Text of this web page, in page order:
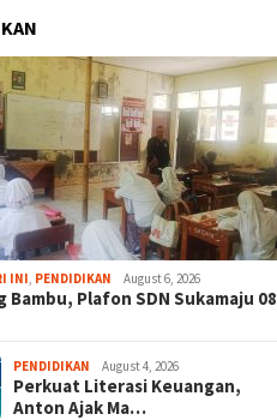
INI PENDIDIKAN August 6, 2026
Bambu, Plafon SDN Sukamaju 08
PENDIDIKAN August 4, 2026
Perkuat Literasi Keuangan,
Anton Ajak Ma…